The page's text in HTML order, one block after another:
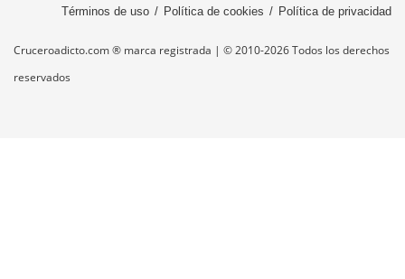
Términos de uso Política de cookies Política de privacidad
Cruceroadicto.com ® marca registrada | © 2010-2026 Todos los derechos
reservados